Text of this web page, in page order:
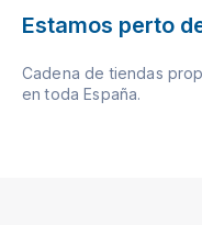
Estamos perto
Cadena de tiendas
en toda España.